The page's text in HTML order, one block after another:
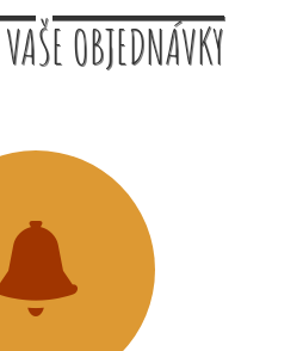
OBJEDNÁVKY